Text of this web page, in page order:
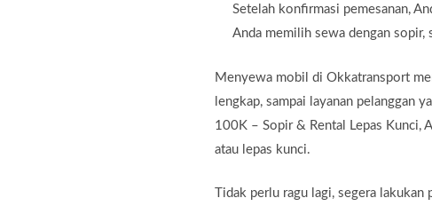
Setelah konfirmasi pemesanan,
Anda memilih sewa dengan sopir,
Menyewa mobil di Okkatransport
lengkap, sampai layanan pelanggan
100K – Sopir & Rental Lepas Kunci,
atau lepas kunci.
Tidak perlu ragu lagi, segera